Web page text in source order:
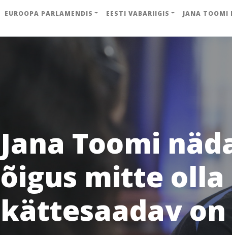
EUROOPA PARLAMENDIS EESTI VABARIIGIS JANA TOOMI
Jana Toomi
õigus mitte olla
kättesaadav